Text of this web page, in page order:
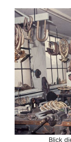
Blick